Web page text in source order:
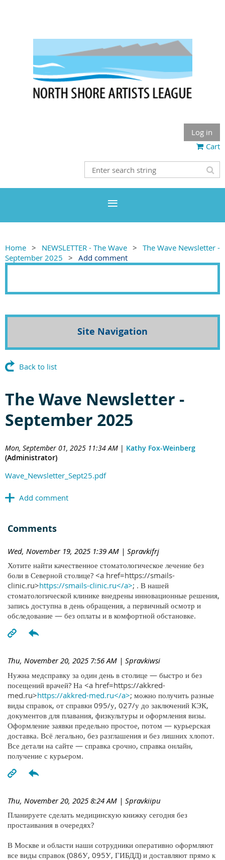
Log in
Cart
Home NEWSLETTER - The Wave
The Wave Newsletter -
September 2025
Add comment
Site Navigation
Back to list
The Wave Newsletter -
September 2025
Mon, September 01, 2025 11:34 AM | Kathy Fox-Weinberg
(Administrator)
Wave_Newsletter_Sept25.pdf
Comments
Wed, November 19, 2025 1:39 AM | Spravkifrj
Хотите найти качественное стоматологическое лечение без
боли в Северной столице? <a href=https://smails-
clinic.ru>https://smails-clinic.ru</a>; . В нашей
стоматологической клинике внедрены инновационные решения,
запись доступна в день обращения, а первичный осмотр и
обследование — без оплаты и в комфортной обстановке.
Thu, November 20, 2025 7:56 AM | Spravkiwsi
Нужна медсправку за один день в столице — быстро и без
посещений врачей? На <a href=https://akkred-
med.ru>https://akkred-med.ru</a>; можно получить разные
виды справок, от справки 095/у, 027/у до заключений КЭК,
документов для плавания, физкультуры и оформления визы.
Оформление заявки предельно простое, потом — курьерская
доставка. Всё легально, без разглашения и без лишних хлопот.
Все детали на сайте — справка срочно, справка онлайн,
получение с курьером.
Thu, November 20, 2025 8:24 AM | Spravkiipu
Планируете сделать медицинскую книжку сегодня без
простаивания в очередях?
В Москве и области наши сотрудники оперативно оформляют
все виды справок (086У, 095У, ГИБДД) и доставляют прямо к